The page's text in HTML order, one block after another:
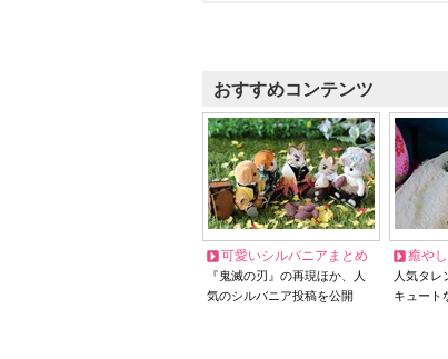
おすすめコンテンツ
可愛いシルバニアまとめ
『鬼滅の刃』の再現ほか、人
気のシルバニア投稿を公開
癒や
人気タレ
キュート